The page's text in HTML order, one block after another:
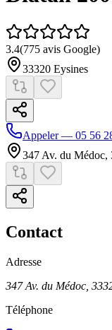
3.4(775 avis Google)
33320 Eysines
Appeler — 05 56
347 Av. du Médoc,
Contact
Adresse
347 Av. du Médoc,
Téléphone